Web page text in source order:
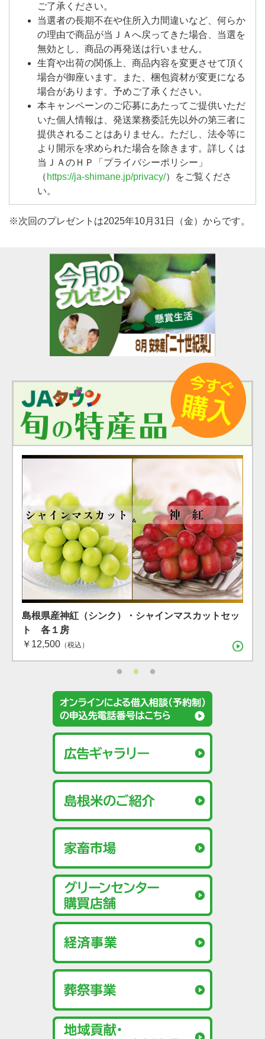
ご了承ください。
当選者の長期不在や住所入力間違いなど、何らか
の理由で商品が当ＪＡへ戻ってきた場合、当選を
無効とし、商品の再発送は行いません。
生育や出荷の関係上、商品内容を変更させて頂く
場合が御座います。また、梱包資材が変更になる
場合があります。予めご了承ください。
本キャンペーンのご応募にあたってご提供いただ
いた個人情報は、発送業務委託先以外の第三者に
提供されることはありません。ただし、法令等に
より開示を求められた場合を除きます。詳しくは
当ＪＡのＨＰ「プライバシーポリシー」
（ https://ja-shimane.jp/privacy/）をご覧くださ
い。
※次回のプレゼントは2025年10月31日（金）からです。
島根県産 シャインマスカット １房（600g）（7月下
旬〜8月上旬）
（税込）
島根県産神紅（シンク）・シャインマスカットセッ
ト 各１房
￥12,500 （税込）
島根県産 アールスメロン2玉箱
（税込）